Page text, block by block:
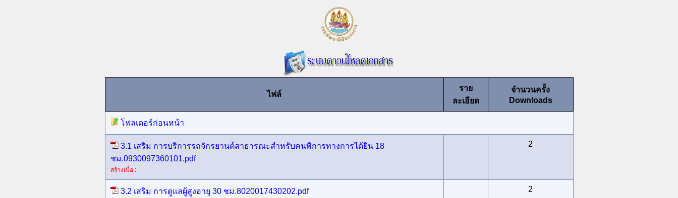
ไฟล์
ราย
ละเอียด
จำนวนครั้ง
Downloads
โฟลเดอร์ก่อนหน้า
3.1 เสริม การบริการรถจักรยานต์สาธารณะสำหรับคนพิการทางการได้ยิน 18
ชม.0930097360101.pdf
สร้างเมื่อ :
2
3.2 เสริม การดูแลผู้สูงอายุ 30 ชม.8020017430202.pdf 2